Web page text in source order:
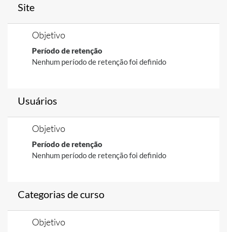
Site
Objetivo
Período de retenção
Nenhum período de retenção foi definido
Usuários
Objetivo
Período de retenção
Nenhum período de retenção foi definido
Categorias de curso
Objetivo